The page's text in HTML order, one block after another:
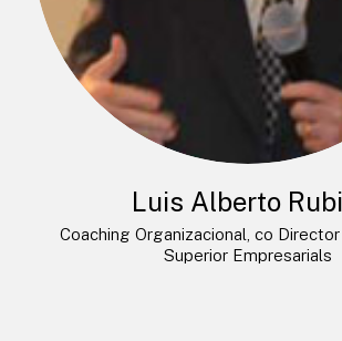
Luis Alberto
Coaching Organizacional, co
Superior Empresarials